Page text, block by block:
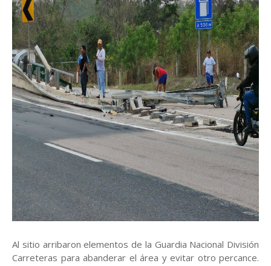
Al sitio arribaron elementos de la Guardia Nacional División
Carreteras para abanderar el área y evitar otro percance.